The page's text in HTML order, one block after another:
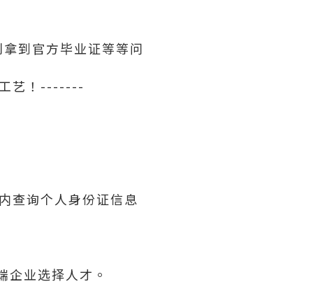
到官方毕业证等等问
艺！-------
查询个人身份证信息
业选择人才。